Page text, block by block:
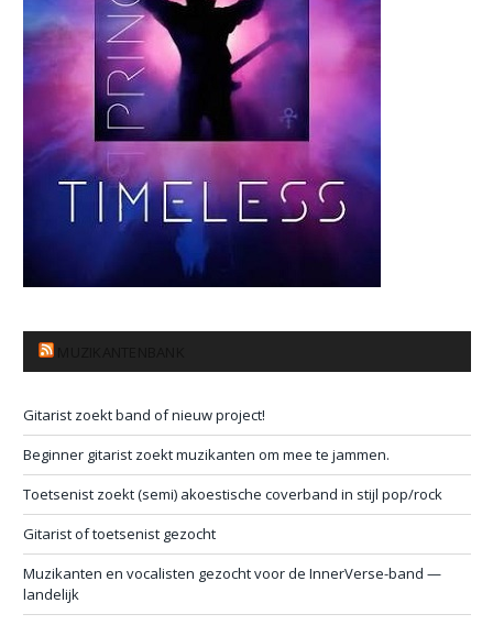
Gitarist zoekt band of nieuw project!
Beginner gitarist zoekt muzikanten om mee te jammen.
Toetsenist zoekt (semi) akoestische coverband in stijl pop/rock
Gitarist of toetsenist gezocht
Muzikanten en vocalisten gezocht voor de InnerVerse-band —
landelijk